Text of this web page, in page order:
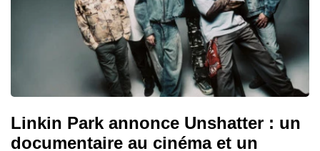
Linkin Park annonce Unshatter : un
documentaire au cinéma et un